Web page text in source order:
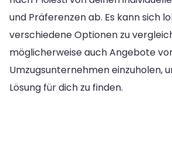
und Präferenzen ab. Es kann sich
verschiedene Optionen zu
möglicherweise auch Angebote
Umzugsunternehmen einzuholen,
Lösung für dich zu finden.